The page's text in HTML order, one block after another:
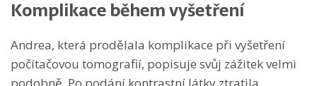
Komplikace během vyšetření
Andrea, která prodělala komplikace při vyšetření
počítačovou tomografií, popisuje svůj zážitek velmi
podobně. Po podání kontrastní látky ztratila